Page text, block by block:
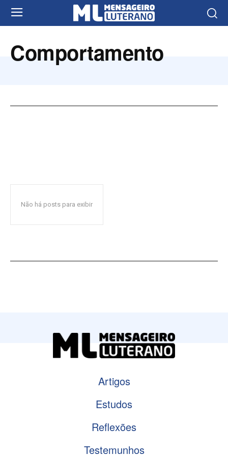
Comportamento
Não há posts para exibir
Artigos
Estudos
Reflexões
Testemunhos